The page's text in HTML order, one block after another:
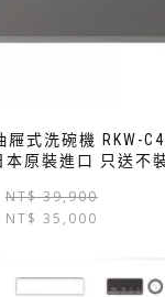
屜式洗碗機 RKW-
本原裝進口 只送不
NT$39,900
NT$ 35,000